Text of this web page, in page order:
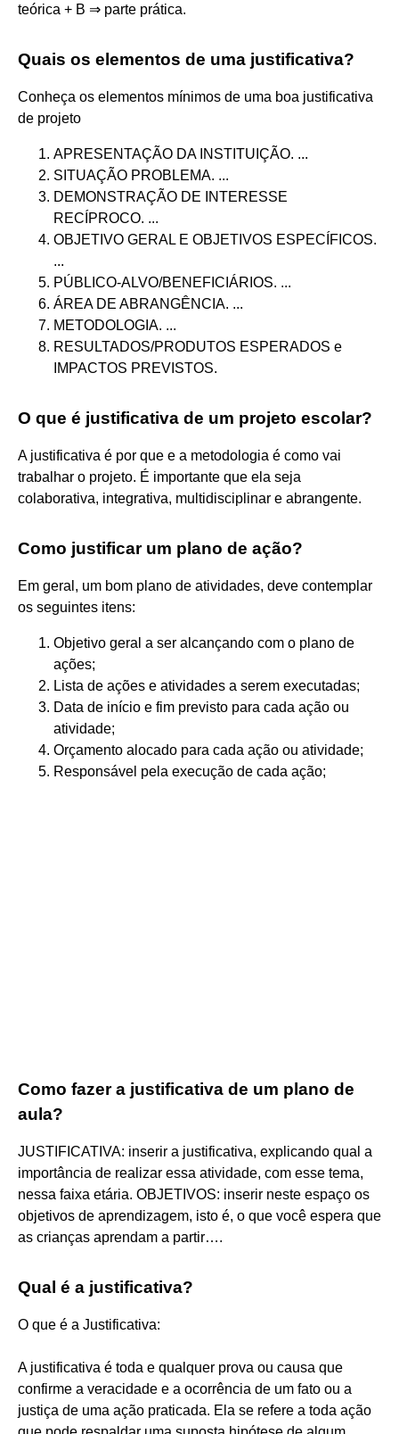
teórica + B ⇒ parte prática.
Quais os elementos de uma justificativa?
Conheça os elementos mínimos de uma boa justificativa
de projeto
APRESENTAÇÃO DA INSTITUIÇÃO. ...
SITUAÇÃO PROBLEMA. ...
DEMONSTRAÇÃO DE INTERESSE
RECÍPROCO. ...
OBJETIVO GERAL E OBJETIVOS ESPECÍFICOS.
...
PÚBLICO-ALVO/BENEFICIÁRIOS. ...
ÁREA DE ABRANGÊNCIA. ...
METODOLOGIA. ...
RESULTADOS/PRODUTOS ESPERADOS e
IMPACTOS PREVISTOS.
O que é justificativa de um projeto escolar?
A justificativa é por que e a metodologia é como vai
trabalhar o projeto. É importante que ela seja
colaborativa, integrativa, multidisciplinar e abrangente.
Como justificar um plano de ação?
Em geral, um bom plano de atividades, deve contemplar
os seguintes itens:
Objetivo geral a ser alcançando com o plano de
ações;
Lista de ações e atividades a serem executadas;
Data de início e fim previsto para cada ação ou
atividade;
Orçamento alocado para cada ação ou atividade;
Responsável pela execução de cada ação;
Como fazer a justificativa de um plano de
aula?
JUSTIFICATIVA: inserir a justificativa, explicando qual a
importância de realizar essa atividade, com esse tema,
nessa faixa etária. OBJETIVOS: inserir neste espaço os
objetivos de aprendizagem, isto é, o que você espera que
as crianças aprendam a partir….
Qual é a justificativa?
O que é a Justificativa:
A justificativa é toda e qualquer prova ou causa que
confirme a veracidade e a ocorrência de um fato ou a
justiça de uma ação praticada. Ela se refere a toda ação